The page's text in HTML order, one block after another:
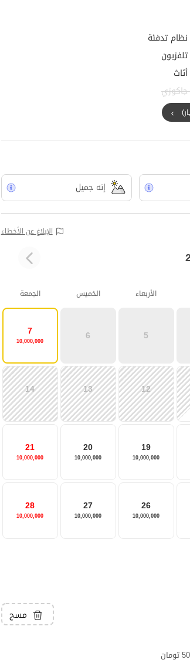
نظام تدفئة
تلفزيون
أثاث
جاكوزي
إنه جميل
الإبلاغ عن الأخطاء
الأربعاء الخميس الجمعة
5
6
7
10,000,000
12
13
14
19
10,000,000
20
10,000,000
21
10,000,000
26
10,000,000
27
10,000,000
28
10,000,000
مسح